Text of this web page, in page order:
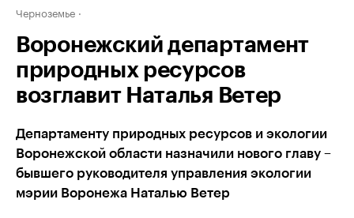
Черноземье
Воронежский департамент
природных ресурсов
возглавит Наталья Ветер
Департаменту природных ресурсов и экологии
Воронежской области назначили нового главу –
бывшего руководителя управления экологии
мэрии Воронежа Наталью Ветер